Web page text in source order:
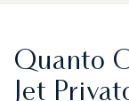
clienti
The Siam o il
Quanto
Jet